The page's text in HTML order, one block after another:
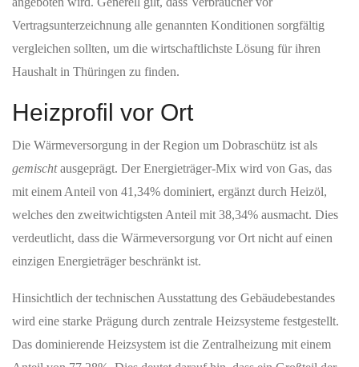
Vertragsunterzeichnung alle genannten Konditionen sorgfältig
vergleichen sollten, um die wirtschaftlichste Lösung für ihren
Haushalt in Thüringen zu finden.
Heizprofil vor Ort
Die Wärmeversorgung in der Region um Dobraschütz ist als
gemischtausgeprägt. Der Energieträger-Mix wird von Gas, das
mit einem Anteil von 41,34% dominiert, ergänzt durch Heizöl,
welches den zweitwichtigsten Anteil mit 38,34% ausmacht. Dies
verdeutlicht, dass die Wärmeversorgung vor Ort nicht auf einen
einzigen Energieträger beschränkt ist.
Hinsichtlich der technischen Ausstattung des Gebäudebestandes
wird eine starke Prägung durch zentrale Heizsysteme festgestellt.
Das dominierende Heizsystem ist die Zentralheizung mit einem